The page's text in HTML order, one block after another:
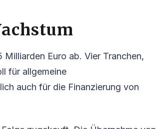
Euro ab. Vier Tranchen,
für allgemeine
auch für die Finanzierung von